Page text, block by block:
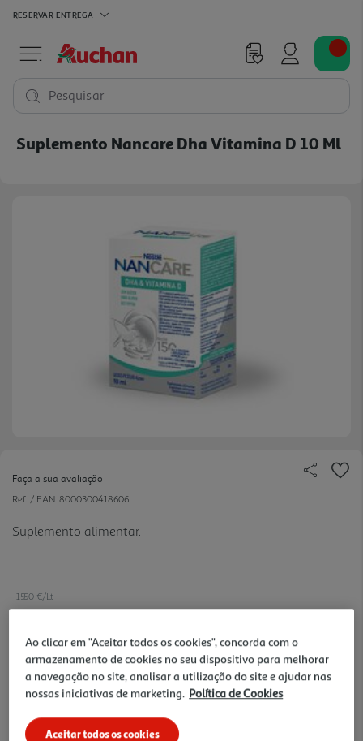
RESERVAR ENTREGA
Pesquisar
Suplemento Nancare Dha Vitamina D 10 Ml
Faça a sua avaliação
Ref. / EAN: 8000300418606
Suplemento alimentar.
1550 €/Lt
15,50 €
Ao clicar em "Aceitar todos os cookies", concorda com o
armazenamento de cookies no seu dispositivo para melhorar
a navegação no site, analisar a utilização do site e ajudar nas
nossas iniciativas de marketing. Política de Cookies
Aceitar todos os cookies